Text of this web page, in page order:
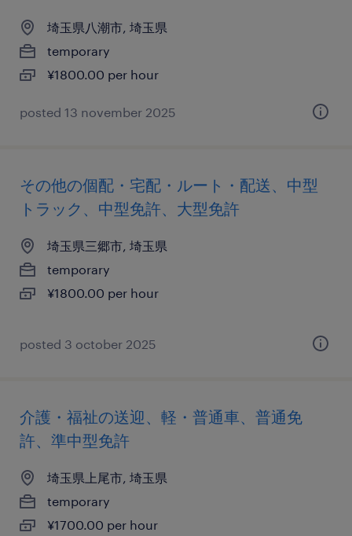
埼玉県八潮市, 埼玉県
temporary
¥1800.00 per hour
posted 13 november 2025
その他の個配・宅配・ルート・配送、中型
トラック、中型免許、大型免許
埼玉県三郷市, 埼玉県
temporary
¥1800.00 per hour
posted 3 october 2025
介護・福祉の送迎、軽・普通車、普通免
許、準中型免許
埼玉県上尾市, 埼玉県
temporary
¥1700.00 per hour